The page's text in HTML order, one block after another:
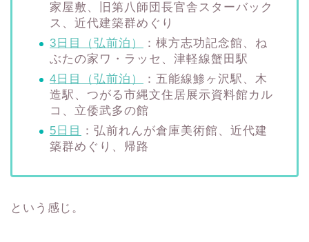
家屋敷、旧第八師団長官舎スターバック
ス、近代建築群めぐり
3日目（弘前泊）
：棟方志功記念館、ね
ぶたの家ワ・ラッセ、津軽線蟹田駅
4 日目（弘前泊）
：五能線鯵ヶ沢駅、木
造駅、つがる市縄文住居展示資料館カル
コ、立倭武多の館
5日目
：弘前れんが倉庫美術館、近代建
築群めぐり、帰路
という感じ。